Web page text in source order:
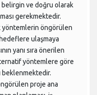
belirgin ve doğru olarak
gerekmektedir.
yöntemlerin öngörülen
ulaşmaya
yanı sıra önerilen
yöntemlere göre
beklenmektedir.
proje ana